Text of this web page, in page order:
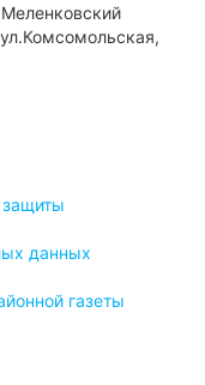
защиты
данных
газеты